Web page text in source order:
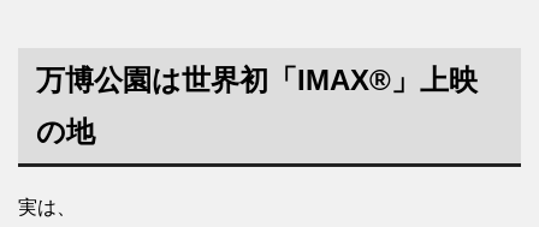
万博公園は世界初「IMAX®」上映
の地
実は、